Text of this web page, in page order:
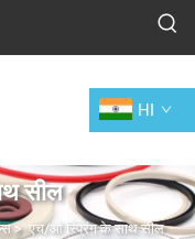
HI
सील
>एच/ओ स्प्रिंग के साथ सील